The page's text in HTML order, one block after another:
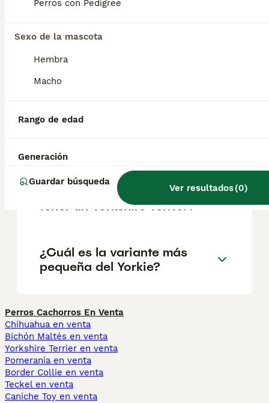
Perros con Pedigree
Sexo de la mascota
Hembra
Macho
Rango de edad
Generación
Guardar búsqueda
Ver resultados(0)
¿Cuáles son los 3 tipos de
¿Cuáles son los problemas
¿Cuáles son las ventajas de
tener un Yorkshire Terrier?
¿Cuál es la variante más
pequeña del Yorkie?
Perros Cachorros En Venta
Chihuahua en venta
Bichón Maltés en venta
Yorkshire Terrier en venta
Pomerania en venta
Border Collie en venta
Teckel en venta
Caniche Toy en venta